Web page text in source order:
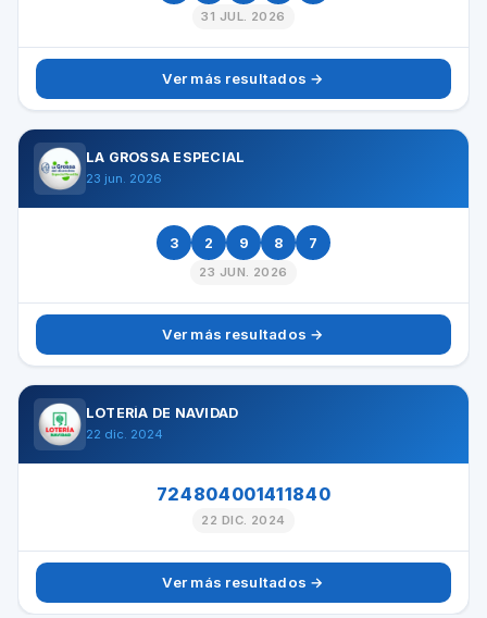
31 JUL. 2026
Ver más resultados →
LA GROSSA ESPECIAL
23 jun. 2026
3 2 9 8 7
23 JUN. 2026
Ver más resultados →
LOTERÍA DE NAVIDAD
22 dic. 2024
724804001411840
22 DIC. 2024
Ver más resultados →